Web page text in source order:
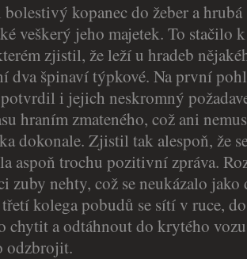
kopanec do žeber a
veškerý jeho majetek. To stačilo
zjistil, že leží u hradeb
dva špinaví týpkové. Na první
i jejich neskromný
hraním zmateného, což ani
dokonale. Zjistil tak alespoň, že
aspoň trochu pozitivní zpráva.
zuby nehty, což se neukázalo
kolega pobudů se sítí v ruce,
chytit a odtáhnout do krytého
odzbrojit.